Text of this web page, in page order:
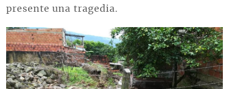
presente una tragedia.
Imagen